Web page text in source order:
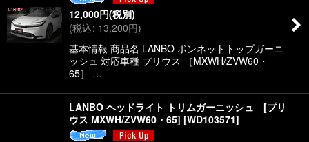
12,000円(税別)
(税込: 13,200円)
基本情報 商品名 LANBO ボンネットトップガーニ
ッシュ 対応車種 プリウス ［MXWH/ZVW60・
65］ …
LANBO ヘッドライト トリムガーニッシュ [プリ
ウス MXWH/ZVW60・65] [WD103571]